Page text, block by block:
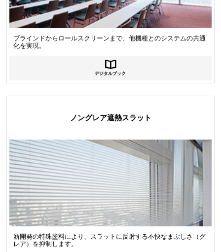
ブラインドからロールスクリーンまで、他機種とのシステムの共通
化を実現。
デジタルブック
ノングレア遮熱スラット
新開発の特殊塗料により、スラットに反射する不快なまぶしさ（グ
レア）を抑制します。